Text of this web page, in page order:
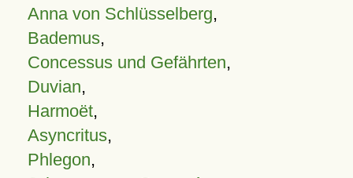
Anna von Schlüsselberg,
Bademus,
Concessus und Gefährten,
Duvian,
Harmoët,
Asyncritus,
Phlegon,